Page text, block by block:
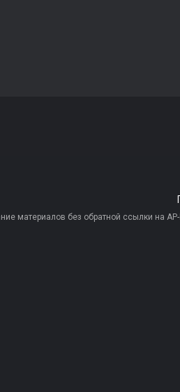
материалов без обратной ссылки на